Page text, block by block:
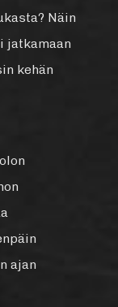
Näin
jatkamaan
kehän
ajan